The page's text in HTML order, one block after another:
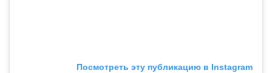
Посмотреть эту публикацию в Instagram